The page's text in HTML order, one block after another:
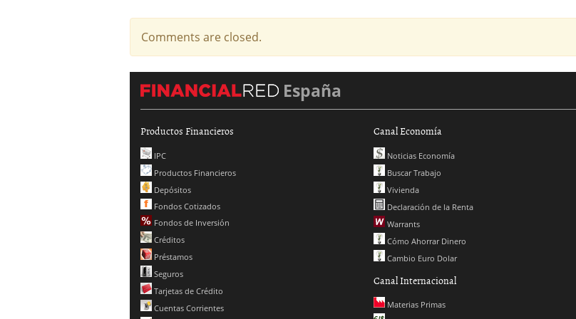
Comments are closed.
España
Productos Financieros
IPC
Productos Financieros
Depósitos
Fondos Cotizados
Fondos de Inversión
Créditos
Préstamos
Seguros
Tarjetas de Crédito
Cuentas Corrientes
Canal Economía
Noticias Economía
Buscar Trabajo
Vivienda
Declaración de la Renta
Warrants
Cómo Ahorrar Dinero
Cambio Euro Dolar
Canal Internacional
Materias Primas